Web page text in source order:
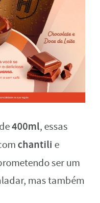
400ml, essas
chantili e
ser um
mas também